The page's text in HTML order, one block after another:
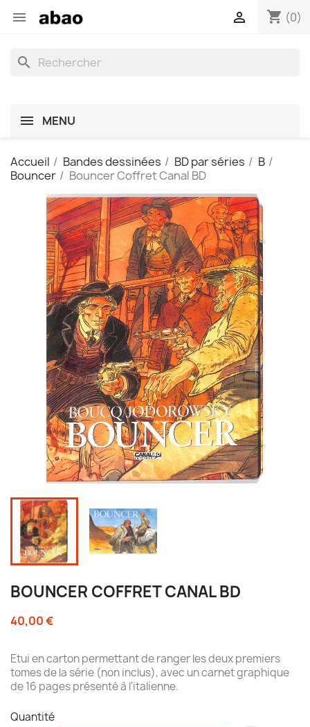
 shopping_cart (0)

search
MENU
Accueil Bandes dessinées BD par séries
B
Bouncer
Bouncer Coffret Canal BD
BOUNCER COFFRET CANAL BD
40,00 €
Etui en carton permettant de ranger les deux premiers
tomes de la série (non inclus), avec un carnet graphique
de 16 pages présenté à l'italienne.
Quantité